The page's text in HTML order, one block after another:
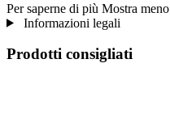
Per saperne di più Mostra meno
Informazioni legali
Prodotti consigliati